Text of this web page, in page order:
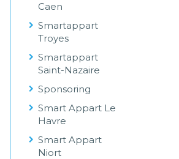
Caen
Smartappart
Troyes
Smartappart
Saint-Nazaire
Sponsoring
Smart Appart Le
Havre
Smart Appart
Niort